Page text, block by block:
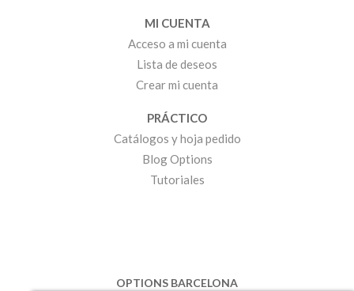
MI CUENTA
Acceso a mi cuenta
Lista de deseos
Crear mi cuenta
PRÁCTICO
Catálogos y hoja pedido
Blog Options
Tutoriales
OPTIONS BARCELONA